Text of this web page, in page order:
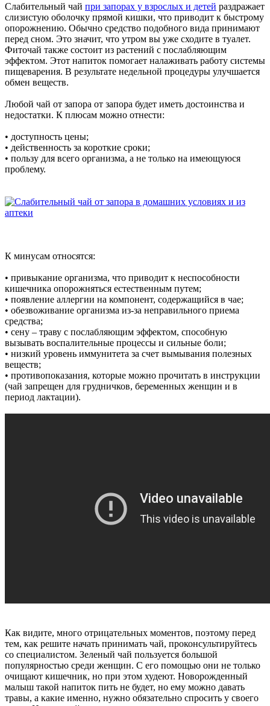
Слабительный чай при запорах у взрослых и детей раздражает
слизистую оболочку прямой кишки, что приводит к быстрому
опорожнению. Обычно средство подобного вида принимают
перед сном. Это значит, что утром вы уже сходите в туалет.
Фиточай также состоит из растений с послабляющим
эффектом. Этот напиток помогает налаживать работу системы
пищеварения. В результате недельной процедуры улучшается
обмен веществ.
Любой чай от запора от запора будет иметь достоинства и
недостатки. К плюсам можно отнести:
• доступность цены;
• действенность за короткие сроки;
• пользу для всего организма, а не только на имеющуюся
проблему.
К минусам относятся:
• привыкание организма, что приводит к неспособности
кишечника опорожняться естественным путем;
• появление аллергии на компонент, содержащийся в чае;
• обезвоживание организма из-за неправильного приема
средства;
• сену – траву с послабляющим эффектом, способную
вызывать воспалительные процессы и сильные боли;
• низкий уровень иммунитета за счет вымывания полезных
веществ;
• противопоказания, которые можно прочитать в инструкции
(чай запрещен для грудничков, беременных женщин и в
период лактации).
Как видите, много отрицательных моментов, поэтому перед
тем, как решите начать принимать чай, проконсультируйтесь
со специалистом. Зеленый чай пользуется большой
популярностью среди женщин. С его помощью они не только
очищают кишечник, но при этом худеют. Новорожденный
малыш такой напиток пить не будет, но ему можно давать
травы, а какие именно, нужно обязательно спросить у своего